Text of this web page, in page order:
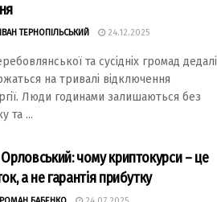
ІВАН ТЕРНОПІЛЬСЬКИЙ 24.12.2025
та сусідніх громад дедалі
на тривалі відключення
Люди годинами залишаються без
та ...
чому криптокурси – це
а не гарантія прибутку